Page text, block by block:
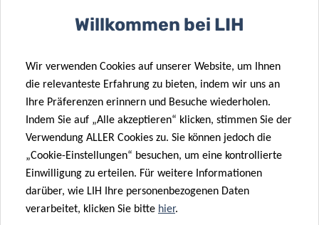
Spender können Sie sich in unsere Arbeit einbringen und
MEHR ERFAHREN
Willkommen bei LIH
Wir verwenden Cookies auf unserer Website, um Ihnen
die relevanteste Erfahrung zu bieten, indem wir uns an
Ihre Präferenzen erinnern und Besuche wiederholen.
Indem Sie auf „Alle akzeptieren“ klicken, stimmen Sie der
Verwendung ALLER Cookies zu. Sie können jedoch die
„Cookie-Einstellungen“ besuchen, um eine kontrollierte
Einwilligung zu erteilen. Für weitere Informationen
darüber, wie LIH Ihre personenbezogenen Daten
verarbeitet, klicken Sie bitte hier.